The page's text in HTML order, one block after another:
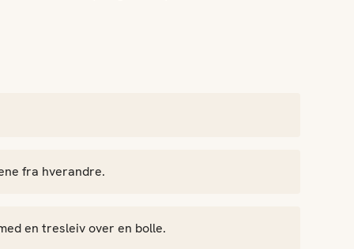
fra hverandre.
en tresleiv over en bolle.